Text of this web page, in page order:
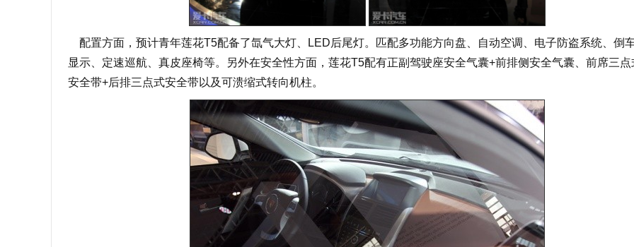
配置方面，预计青年莲花T5配备了氙气大灯、LED后尾灯。匹配多功能方向盘、自动空调、电子防盗系统、倒
显示、定速巡航、真皮座椅等。另外在安全性方面，莲花T5配有正副驾驶座安全气囊+前排侧安全气囊、前席三点
安全带+后排三点式安全带以及可溃缩式转向机柱。